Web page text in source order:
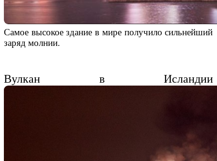
Самое высокое здание в мире получило сильнейший
заряд молнии.
Вулкан в Исландии